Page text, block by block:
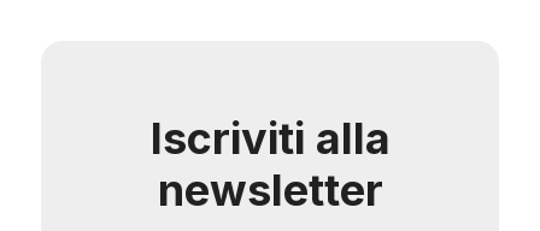
Iscriviti alla
newsletter